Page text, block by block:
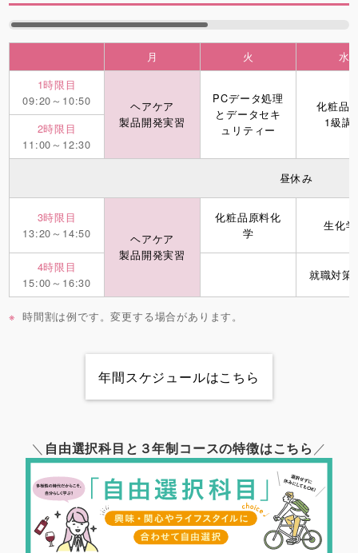
月 火
水
1時限目
09:20～10:50
ヘアケア
製品開発実習
PCデータ処理
とデータセキ
ュリティー
化粧品
1級講
2時限目
11:00～12:30
昼休み
3時限目
13:20～14:50
ヘアケア
製品開発実習
化粧品原料化
学
生化
4時限目
15:00～16:30
就職対策
時間割は例です。変更する場合があります。
年間スケジュールはこちら
＼ 自由選択科目と３年制コースの特徴はこちら ／